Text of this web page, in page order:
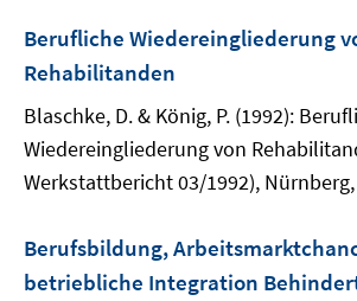
Berufliche Wiedereingliederung
Rehabilitanden
Blaschke, D. & König, P. (1992):
Wiedereingliederung von
Werkstattbericht 03/1992),
Berufsbildung,
betriebliche Integration